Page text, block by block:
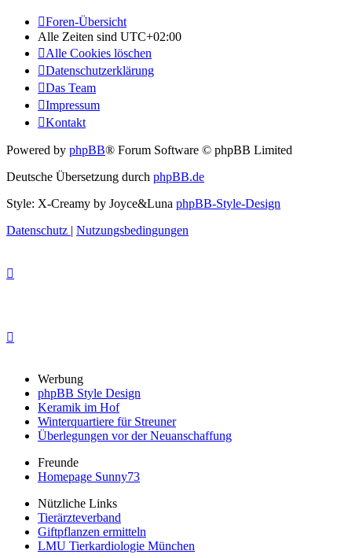
Foren-Übersicht
Alle Zeiten sind UTC+02:00
Alle Cookies löschen
Datenschutzerklärung
Das Team
Impressum
Kontakt
Powered by phpBB® Forum Software © phpBB Limited
Deutsche Übersetzung durch phpBB.de
Style: X-Creamy by Joyce&Luna phpBB-Style-Design
Datenschutz | Nutzungsbedingungen
Werbung
phpBB Style Design
Keramik im Hof
Winterquartiere für Streuner
Überlegungen vor der Neuanschaffung
Freunde
Homepage Sunny73
Nützliche Links
Tierärzteverband
Giftpflanzen ermitteln
LMU Tierkardiologie München